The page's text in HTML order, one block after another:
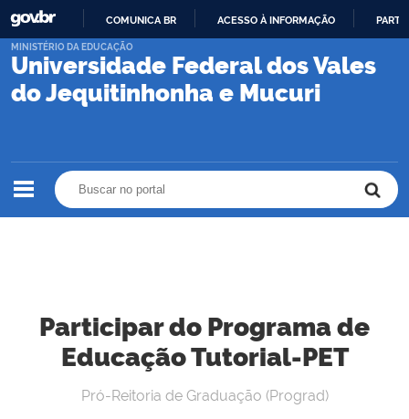
PARA
CONTEÚDO
COMUNICA BR ACESSO À INFORMAÇÃO
Universidade Federal dos Vales
do Jequitinhonha e Mucuri
MINISTÉRIO DA EDUCAÇÃO
Participar do Programa de
Educação Tutorial-PET
Pró-Reitoria de Graduação (Prograd)